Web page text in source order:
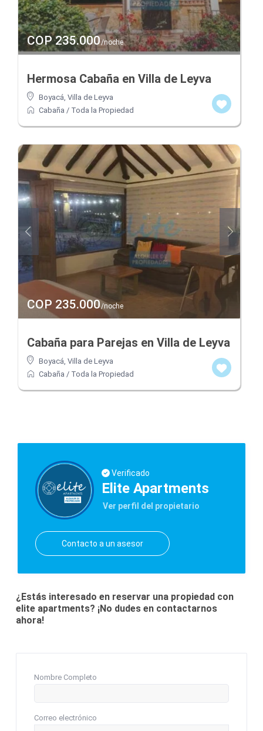
COP 235.000/noche
Hermosa Cabaña en Villa de Leyva
Boyacá ,Villa de Leyva
Cabaña / Toda la Propiedad
COP 235.000/noche
Cabaña para Parejas en Villa de Leyva
Boyacá,Villa de Leyva
Cabaña / Toda la Propiedad
Verificado
Elite Apartments
Ver perfil del propietario
Contacto a un asesor
¿Estás interesado en reservar una propiedad con
elite apartments? ¡No dudes en contactarnos
ahora!
Nombre Completo
Correo electrónico